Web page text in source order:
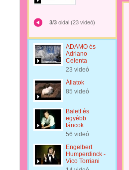
3/3 oldal (23 videó)
ADAMO és
Adriano
Celenta
23 videó
Állatok
85 videó
Balett és
egyébb
táncok...
56 videó
Engelbert
Humperdinck -
Vico Torriani